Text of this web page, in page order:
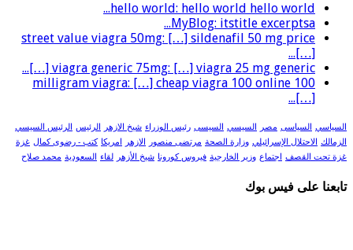
hello world: hello world hello world...
MyBlog: itstitle excerptsa...
street value viagra 50mg: […] sildenafil 50 mg price
[…]...
viagra generic 75mg: […] viagra 25 mg generic […]...
100 milligram viagra: […] cheap viagra 100 online
[…]...
السياسي السياسى مصر السيسي السيسى رئيس الوزراء شيخ الازهر الرئيس الرئيس السيسي
الزمالك الاحتلال الإسرائيلي وزارة الصحة مرتضى منصور الازهر امريكا كتب - رضوى كمال غزة
غزة تحت القصف اجتماع وزير الخارجية فيروس كورونا شيخ الأزهر لقاء السعودية محمد صلاح
تابعنا على فيس بوك